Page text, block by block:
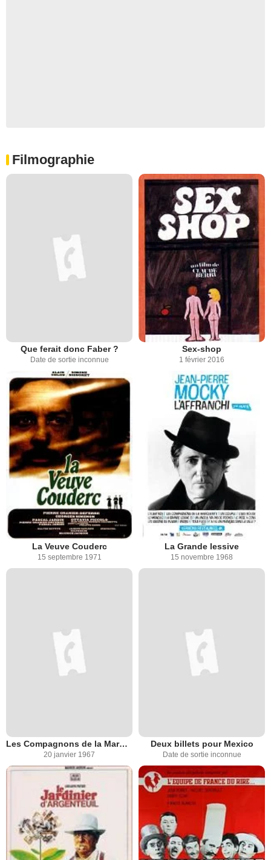
Filmographie
Que ferait donc Faber ?
Date de sortie inconnue
Sex-shop
1 février 2016
La Veuve Couderc
15 septembre 1971
La Grande lessive
15 novembre 1968
Les Compagnons de la Marguerite
20 janvier 1967
Deux billets pour Mexico
Date de sortie inconnue